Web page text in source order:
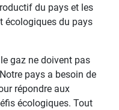
du pays et les
écologiques du pays
le gaz ne doivent pas
pays a besoin de
répondre aux
écologiques. Tout